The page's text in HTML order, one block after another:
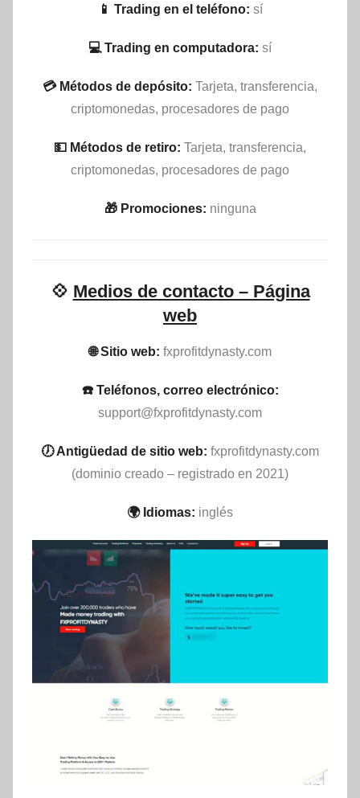
📱 Trading en el teléfono: sí
💻 Trading en computadora: sí
💳 Métodos de depósito: Tarjeta, transferencia,
criptomonedas, procesadores de pago
💵​ Métodos de retiro: Tarjeta, transferencia,
criptomonedas, procesadores de pago
🎁 Promociones: ninguna
💠 Medios de contacto – Página
web
🌐 Sitio web: fxprofitdynasty.com
☎️ Teléfonos, correo electrónico:
support@fxprofitdynasty.com
🕖 Antigüedad de sitio web: fxprofitdynasty.com
(dominio creado – registrado en 2021)
🌍 Idiomas: inglés